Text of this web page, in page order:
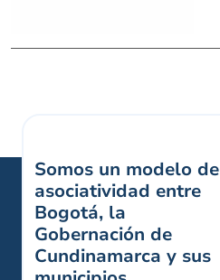
Somos un modelo de
asociatividad entre
Bogotá, la
Gobernación de
Cundinamarca y sus